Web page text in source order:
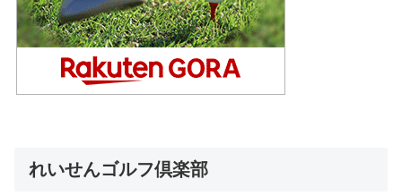
れいせんゴルフ倶楽部